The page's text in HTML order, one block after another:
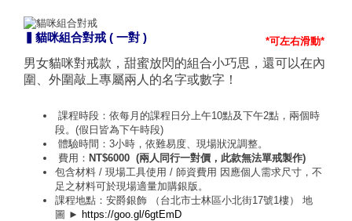
▍貓咪組合對戒 ( 一對 )
男女貓咪對戒款，甜蜜放閃的組合小巧思，還可以在內
圍、外圍敲上專屬兩人的名字或數字！
課程時段：依每月的課程日分上午10點及下午2點，兩個時
段。(假日皆為下午時段)
體驗時間：3小時，依難易度、現場狀況調整。
費用： NT$6000 (兩人同行一對價，此款無法單戒製作)
包含材料 / 現場工具使用 / 師資費用 因應個人需求尺寸，不
足之材料可於現場適量加購銀版。
課程地點：安爵銀飾 （台北市士林區小北街17號1樓） 地
圖 ► https://goo.gl/6gtEmD